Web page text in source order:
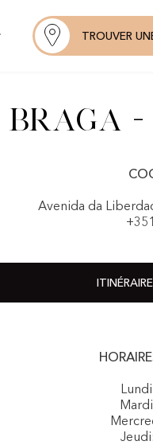
TROUVER
Braga
Avenida da